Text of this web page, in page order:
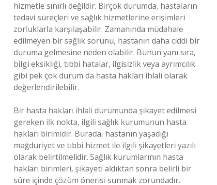
hizmetle sınırlı değildir. Birçok durumda, hastaların
tedavi süreçleri ve sağlık hizmetlerine erişimleri
zorluklarla karşılaşabilir. Zamanında müdahale
edilmeyen bir sağlık sorunu, hastanın daha ciddi bir
duruma gelmesine neden olabilir. Bunun yanı sıra,
bilgi eksikliği, tıbbi hatalar, ilgisizlik veya ayrımcılık
gibi pek çok durum da hasta hakları ihlali olarak
değerlendirilebilir.
Bir hasta hakları ihlali durumunda şikayet edilmesi
gereken ilk nokta, ilgili sağlık kurumunun hasta
hakları birimidir. Burada, hastanın yaşadığı
mağduriyet ve tıbbi hizmet ile ilgili şikayetleri yazılı
olarak belirtilmelidir. Sağlık kurumlarının hasta
hakları birimleri, şikayeti aldıktan sonra belirli bir
süre içinde çözüm önerisi sunmak zorundadır.